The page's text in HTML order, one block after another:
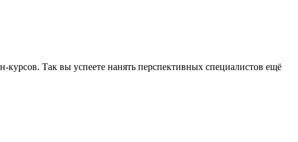
Так вы успеете нанять перспективных специалистов ещё